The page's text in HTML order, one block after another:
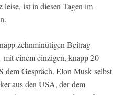
ist in diesen Tagen im
zehnminütigen Beitrag
mit einem einzigen, knapp 20
dem Gespräch. Elon Musk selbst
aus den USA, der dem